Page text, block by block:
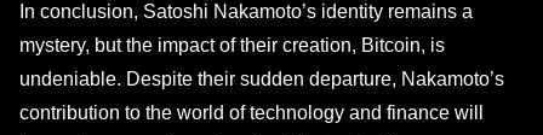
In conclusion, Satoshi Nakamoto’s identity remains a
mystery, but the impact of their creation, Bitcoin, is
undeniable. Despite their sudden departure, Nakamoto’s
contribution to the world of technology and finance will